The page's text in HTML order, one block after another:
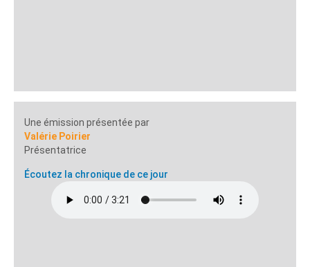
Une émission présentée par
Valérie Poirier
Présentatrice
Écoutez la chronique de ce jour